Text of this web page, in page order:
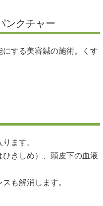
ンクチャー
する美容鍼の施術。くす
ます。
きしめ）、頭皮下の血液
も解消します。